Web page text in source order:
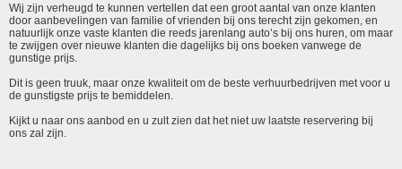
Wij zijn verheugd te kunnen vertellen dat een groot aantal van onze klanten
door aanbevelingen van familie of vrienden bij ons terecht zijn gekomen, en
natuurlijk onze vaste klanten die reeds jarenlang auto’s bij ons huren, om maar
te zwijgen over nieuwe klanten die dagelijks bij ons boeken vanwege de
gunstige prijs.
Dit is geen truuk, maar onze kwaliteit om de beste verhuurbedrijven met voor u
de gunstigste prijs te bemiddelen.
Kijkt u naar ons aanbod en u zult zien dat het niet uw laatste reservering bij
ons zal zijn.